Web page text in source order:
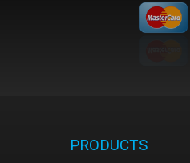
PRODUCTS